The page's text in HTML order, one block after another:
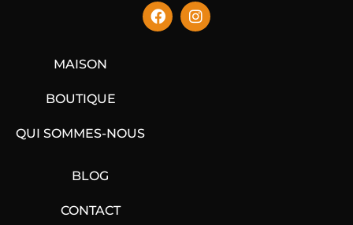
MAISON
BOUTIQUE
QUI SOMMES-NOUS
BLOG
CONTACT